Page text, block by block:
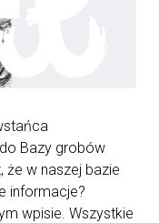
Bazy grobów
że w naszej bazie
informacje?
wpisie. Wszystkie